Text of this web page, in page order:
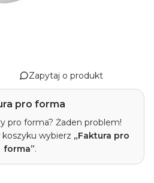
Zapytaj o produkt
pro forma
pro forma? Żaden problem!
koszyku wybierz „Faktura pro
forma”.